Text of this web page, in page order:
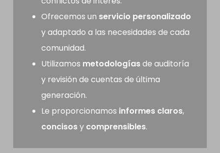
Ofrecemos un servicio personalizado
y adaptado a las necesidades de cada
comunidad.
Utilizamos metodologíasde auditoría
y revisión de cuentas de última
generación.
Le proporcionamos informes claros,
concisosy comprensibles.